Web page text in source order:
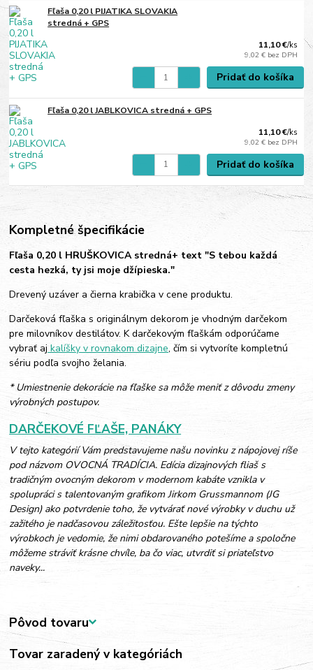
Fľaša 0,20 l PIJATIKA SLOVAKIA
stredná + GPS
11,10 €/ks
9,02 € bez DPH
Pridať do košíka
Fľaša 0,20 l JABLKOVICA stredná + GPS
11,10 €/ks
9,02 € bez DPH
Pridať do košíka
Kompletné špecifikácie
Fľaša 0,20 l HRUŠKOVICA stredná+ text "S tebou každá
cesta hezká, ty jsi moje džípieska."
Drevený uzáver a čierna krabička v cene produktu.
Darčeková fľaška s originálnym dekorom je vhodným darčekom
pre milovníkov destilátov. K darčekovým fľaškám odporúčame
vybrať aj kalíšky v rovnakom dizajne, čím si vytvoríte kompletnú
sériu podľa svojho želania.
* Umiestnenie dekorácie na fľaške sa môže meniť z dôvodu zmeny
výrobných postupov.
DARČEKOVÉ FĽAŠE, PANÁKY
V tejto kategórií Vám predstavujeme našu novinku z nápojovej ríše
pod názvom OVOCNÁ TRADÍCIA. Edícia dizajnových fliaš s
tradičným ovocným dekorom v modernom kabáte vznikla v
spolupráci s talentovaným grafikom Jirkom Grussmannom (JG
Design) ako potvrdenie toho, že vytvárať nové výrobky v duchu už
zažitého je nadčasovou záležitosťou. Ešte lepšie na týchto
výrobkoch je vedomie, že nimi obdarovaného potešíme a spoločne
môžeme stráviť krásne chvíle, ba čo viac, utvrdiť si priateľstvo
naveky...
Pôvod tovaru
Tovar zaradený v kategóriách